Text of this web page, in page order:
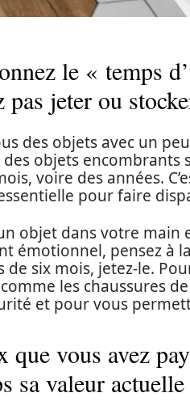
le « temps
pas jeter ou
des objets avec un
objets encombrants
voire des années.
pour faire
objet dans votre
émotionnel, pensez à
de six mois, jetez-le.
les chaussures
et pour vous
vous avez
sa valeur actuelle